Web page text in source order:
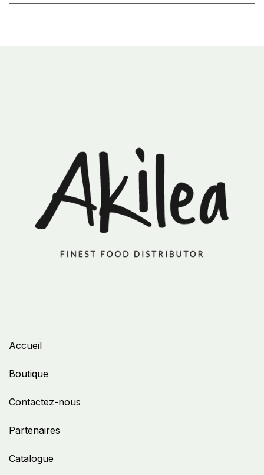
Accueil
Boutique
Contactez-nous
Partenaires
Catalogue